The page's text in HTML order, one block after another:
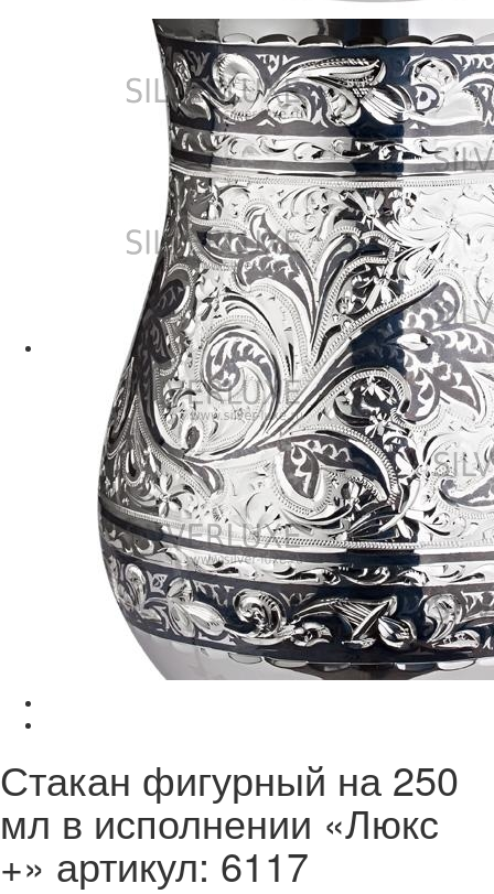
Стакан фигурный на 250
мл в исполнении «Люкс
+» артикул: 6117